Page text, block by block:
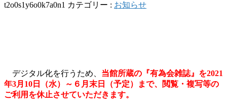
t2o0s1y6o0k7a0n1 カテゴリー : お知らせ
デジタル化を行うため、 当館所蔵の『有為会雑誌』を2021
年3月10日（水）～６月末日（予定）まで、閲覧・複写等の
ご利用を休止させていただきます。